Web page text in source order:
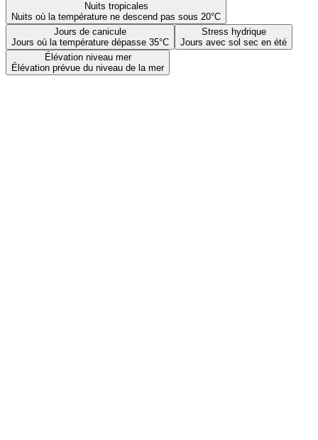
Nuits tropicales
Nuits où la température ne descend pas sous 20°C
Jours de canicule
Jours où la température dépasse 35°C
Stress hydrique
Jours avec sol sec en été
Élévation niveau mer
Élévation prévue du niveau de la mer